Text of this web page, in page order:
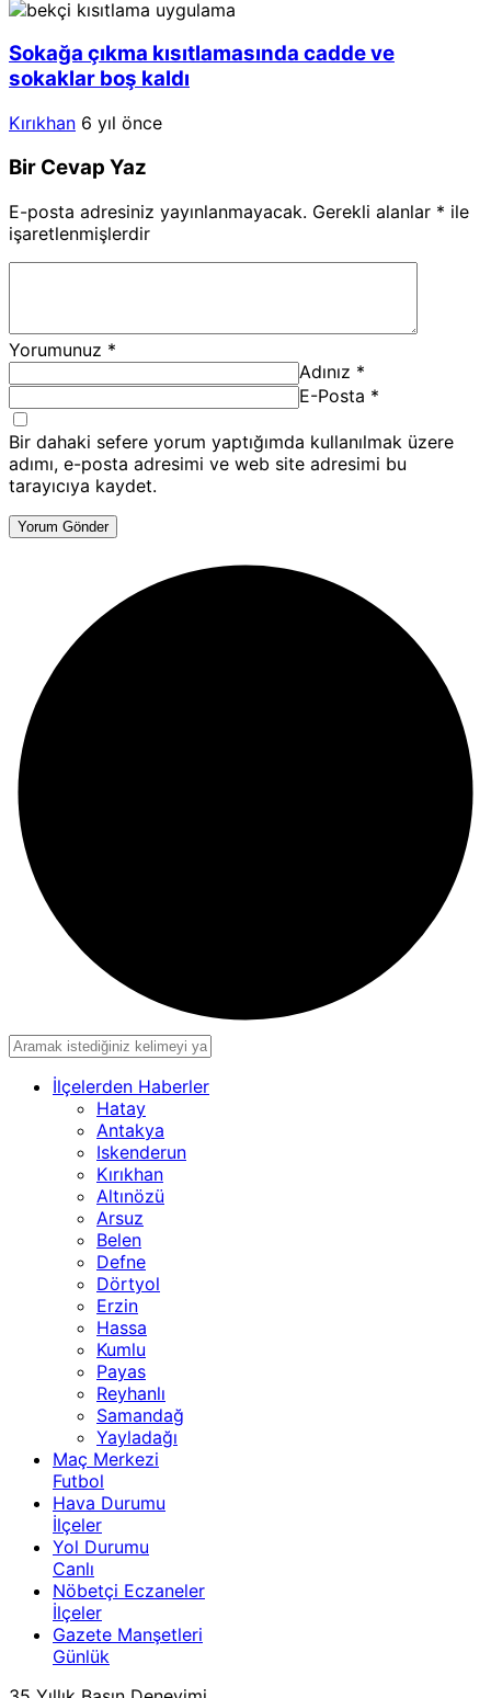
Sokağa çıkma kısıtlamasında cadde ve
sokaklar boş kaldı
Kırıkhan 6 yıl önce
Bir Cevap Yaz
E-posta adresiniz yayınlanmayacak. Gerekli alanlar * ile
işaretlenmişlerdir
Yorumunuz *
Adınız *
E-Posta *
Bir dahaki sefere yorum yaptığımda kullanılmak üzere
adımı, e-posta adresimi ve web site adresimi bu
tarayıcıya kaydet.
Yorum Gönder
İlçelerden Haberler
Hatay
Antakya
Iskenderun
Kırıkhan
Altınözü
Arsuz
Belen
Defne
Dörtyol
Erzin
Hassa
Kumlu
Payas
Reyhanlı
Samandağ
Yayladağı
Maç Merkezi
Futbol
Hava Durumu
İlçeler
Yol Durumu
Canlı
Nöbetçi Eczaneler
İlçeler
Gazete Manşetleri
Günlük